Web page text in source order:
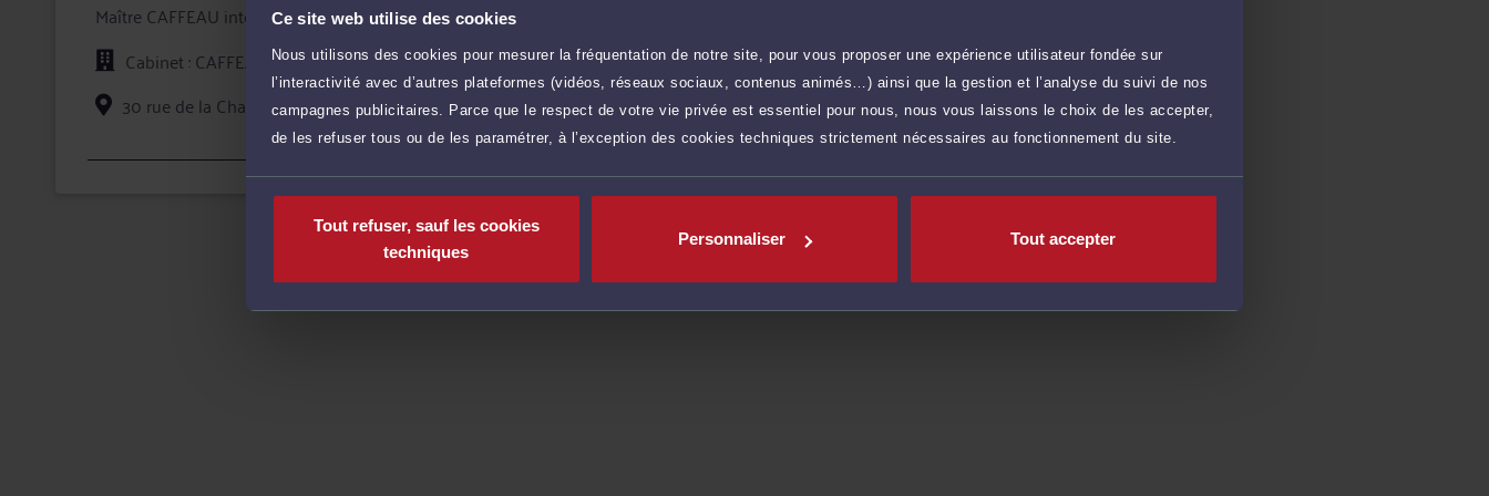
Ce site web utilise des cookies
Nous utilisons des cookies pour mesurer la fréquentation de notre site, pour vous proposer une expérience utilisateur fondée sur
l’interactivité avec d’autres plateformes (vidéos, réseaux sociaux, contenus animés…) ainsi que la gestion et l’analyse du suivi de nos
campagnes publicitaires. Parce que le respect de votre vie privée est essentiel pour nous, nous vous laissons le choix de les accepter,
de les refuser tous ou de les paramétrer, à l’exception des cookies techniques strictement nécessaires au fonctionnement du site.
Tout refuser, sauf les cookies
techniques
Personnaliser Tout accepter
Maître CAFFEAU intervient à la fois comme conseil en amont des conflits, et comme avocat chargé d'assurer
la défense de vos intérêts devant les tribunaux, que ce soit en défense, ou pour engager une procédure
contre l'adversaire.
Maître CAFFEAU accorde une importance toute particulière à l'écoute et au dialogue, et vous aide à faire
valoir vos droits en toute confidentialité et sécurité juridique.
Cabinet : CAFFEAU ORIANNE
30 rue de la Champmeslé 76000 ROUEN